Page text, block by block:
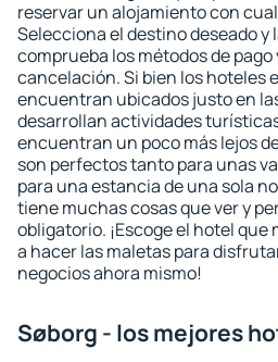
reservar un alojamiento con
Selecciona el destino deseado y
comprueba los métodos de pago
cancelación. Si bien los hoteles
encuentran ubicados justo en
desarrollan actividades
encuentran un poco más lejos
son perfectos tanto para unas
para una estancia de una sola
tiene muchas cosas que ver y
obligatorio. ¡Escoge el hotel
a hacer las maletas para
negocios ahora mismo!
Søborg - los mejores